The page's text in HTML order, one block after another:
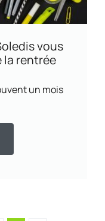
vous
la rentrée
un mois